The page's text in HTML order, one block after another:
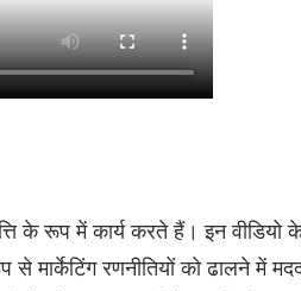
के रूप में कार्य करते हैं। इन वीडियो
से मार्केटिंग रणनीतियों को ढालने में